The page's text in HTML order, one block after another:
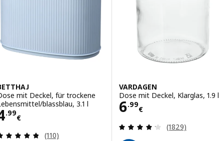
mit Deckel, für trockene
blassblau, 3.1 l
.99
€ 4.99€
Bewertungen: 4.8 von 5 Sternen. Bewertungen
(110)
VARDAGEN
Dose mit Deckel, Klarglas, 1.9 l
6.99
€
Preis 6.99€
Bewertungen:
(1829)